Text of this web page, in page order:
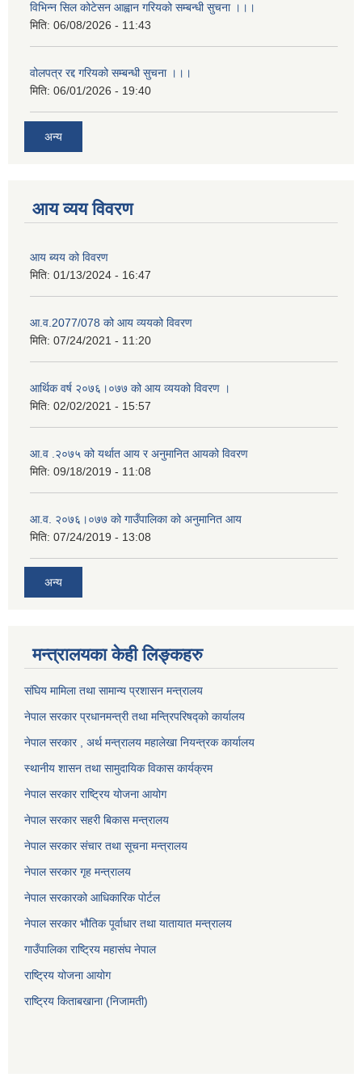
विभिन्न सिल कोटेसन आह्वान गरियको सम्बन्धी सुचना ।।।
मिति: 06/08/2026 - 11:43
वोलपत्र रद्द गरियको सम्बन्धी सुचना ।।।
मिति: 06/01/2026 - 19:40
अन्य
आय व्यय विवरण
आय ब्यय को विवरण
मिति: 01/13/2024 - 16:47
आ.व.2077/078 को आय व्ययको विवरण
मिति: 07/24/2021 - 11:20
आर्थिक वर्ष २०७६।०७७ को आय व्ययको विवरण ।
मिति: 02/02/2021 - 15:57
आ.व .२०७५ को यर्थात आय र अनुमानित आयको विवरण
मिति: 09/18/2019 - 11:08
आ.व. २०७६।०७७ को गाउँपालिका को अनुमानित आय
मिति: 07/24/2019 - 13:08
अन्य
मन्त्रालयका केही लिङ्कहरु
संघिय मामिला तथा सामान्य प्रशासन मन्त्रालय
नेपाल सरकार प्रधानमन्त्री तथा मन्त्रिपरिषद्को कार्यालय
नेपाल सरकार , अर्थ मन्त्रालय महालेखा नियन्त्रक कार्यालय
स्थानीय शासन तथा सामुदायिक विकास कार्यक्रम
नेपाल सरकार राष्ट्रिय योजना आयोग
नेपाल सरकार सहरी बिकास मन्त्रालय
नेपाल सरकार संचार तथा सूचना मन्त्रालय
नेपाल सरकार गृह मन्त्रालय
नेपाल सरकारको आधिकारिक पोर्टल
नेपाल सरकार भौतिक पूर्वाधार तथा यातायात मन्त्रालय
गाउँपालिका राष्ट्रिय महासंघ नेपाल
राष्ट्रिय योजना आयोग
राष्ट्रिय किताबखाना (निजामती)